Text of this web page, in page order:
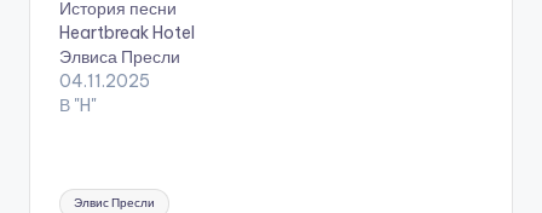
История песни
Heartbreak Hotel
Элвиса Пресли
04.11.2025
В "H"
Tags:
Элвис Пресли